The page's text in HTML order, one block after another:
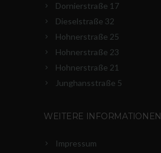
Dornierstraße 17
Dieselstraße 32
Hohnerstraße 25
Hohnerstraße 23
Hohnerstraße 21
Junghansstraße 5
WEITERE INFORMATIONEN
Impressum